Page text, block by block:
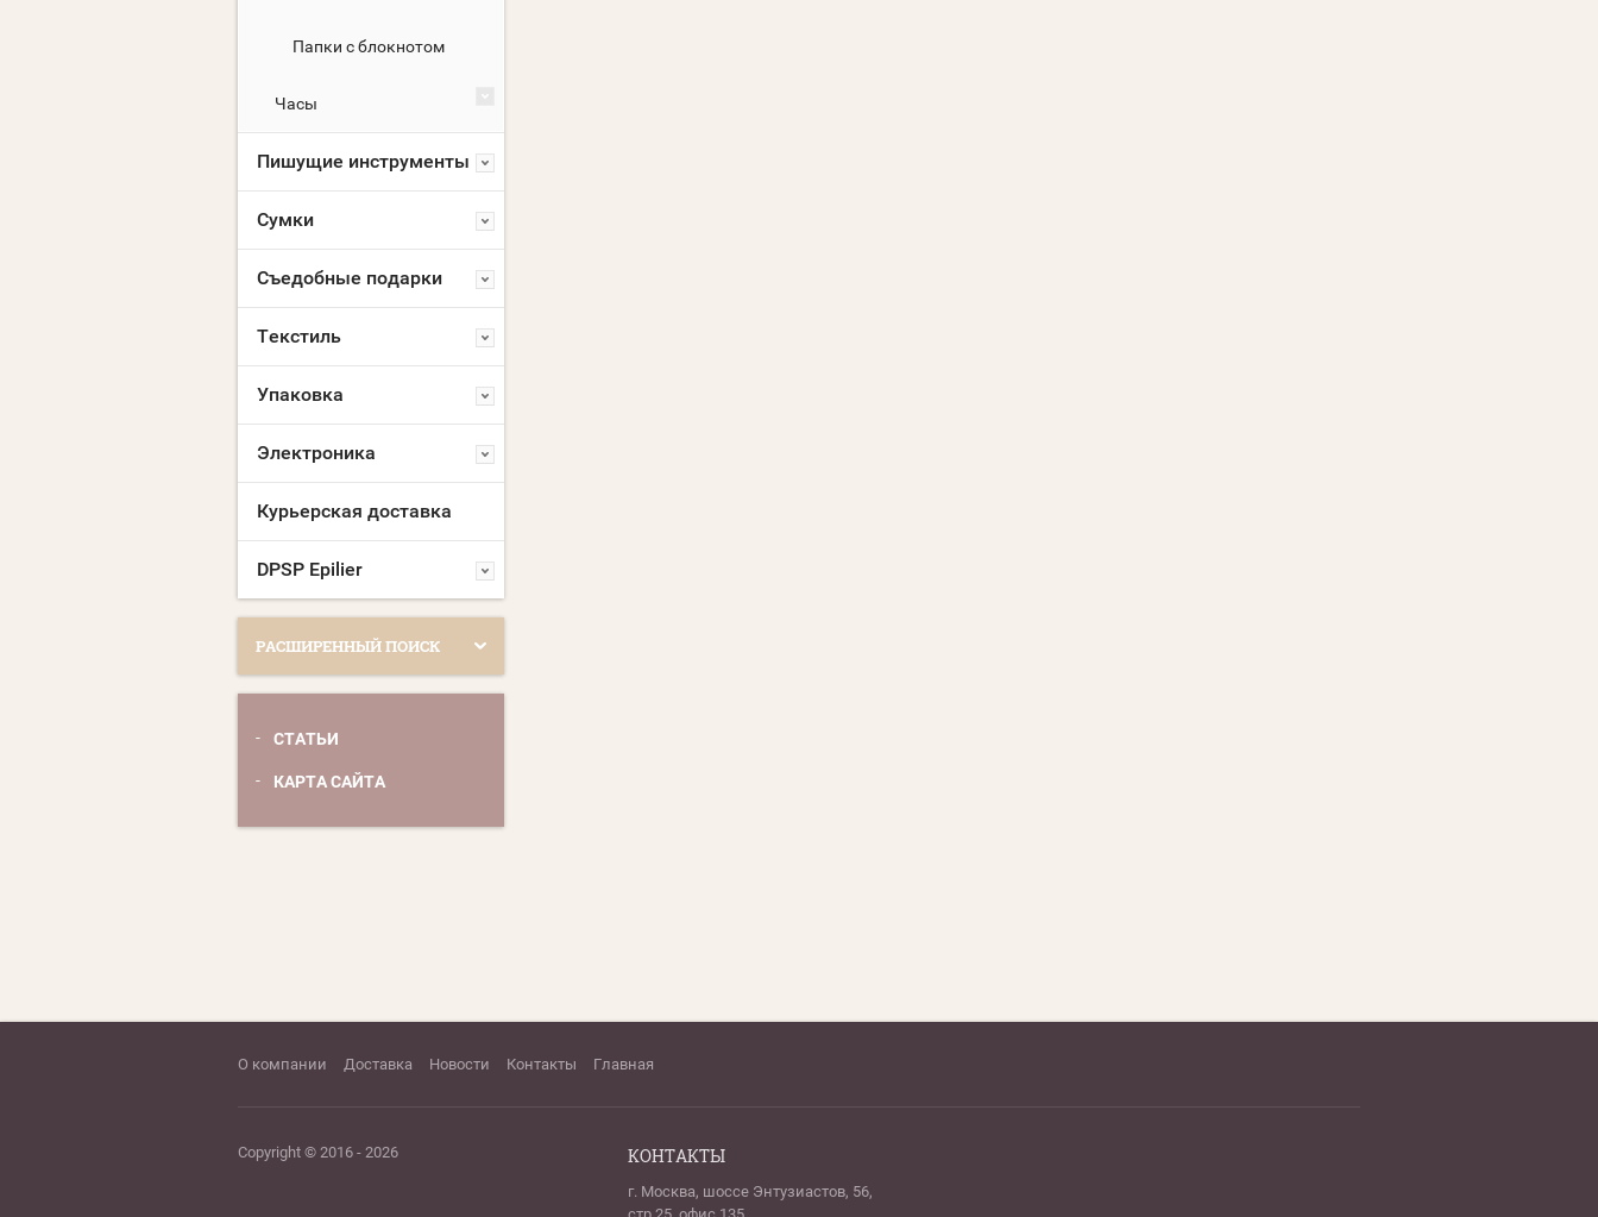
Папки с блокнотом
Часы
Пишущие инструменты
Сумки
Съедобные подарки
Текстиль
Упаковка
Электроника
Курьерская доставка
DPSP Epilier
РАСШИРЕННЫЙ ПОИСК
СТАТЬИ
КАРТА САЙТА
О компании Доставка Новости Контакты Главная
Copyright © 2016 - 2026 КОНТАКТЫ
г. Москва, шоссе Энтузиастов, 56,